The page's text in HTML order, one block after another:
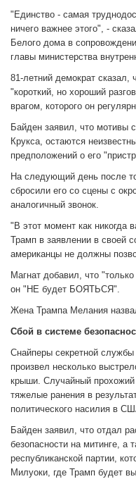
"Единство - самая
ничего важнее этого", -
Белого дома в
главы министерства
81-летний демократ сказал,
"короткий, но хороший
врагом, которого он
Байден заявил, что мотивы
Крукса, остаются
предположений о его
На следующий день после
сбросили его со сцены с
аналогичный звонок.
"В этот момент как
Трамп в заявлении в своей
американцы не должны
Магнат добавил, что
он "НЕ будет БОЯТЬСЯ".
Жена Трампа Мелания
Сбой в системе
Снайперы секретной службы
произвел несколько
крыши. Случайный прохожий
тяжелые ранения в
политического насилия в
Байден заявил, что отдал
безопасности на митинге, а
республиканской партии,
Милуоки, где Трамп будет